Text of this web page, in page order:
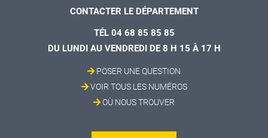
CONTACTER LE DÉPARTEMENT
TÉL 04 68 85 85 85
DU LUNDI AU VENDREDI DE 8 H 15 À 17 H
POSER UNE QUESTION
VOIR TOUS LES NUMÉROS
OÙ NOUS TROUVER